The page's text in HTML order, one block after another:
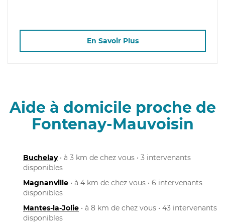
En Savoir Plus
Aide à domicile proche de
Fontenay-Mauvoisin
Buchelay• à 3 km de chez vous • 3 intervenants
disponibles
Magnanville • à 4 km de chez vous • 6 intervenants
disponibles
Mantes-la-Jolie • à 8 km de chez vous • 43 intervenants
disponibles